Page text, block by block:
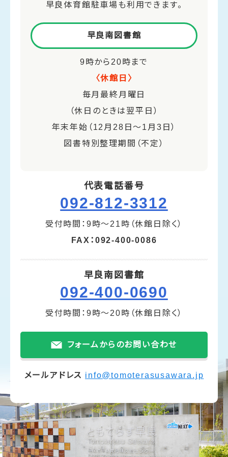
早良体育館駐車場も利用できます。
早良南図書館
9時から20時まで
〈休館日〉
毎月最終月曜日
（休日のときは翌平日）
年末年始（12月28日～1月3日）
図書特別整理期間（不定）
代表電話番号
092-812-3312
受付時間：9時～21時（休館日除く）
FAX：092-400-0086
早良南図書館
092-400-0690
受付時間：9時～20時（休館日除く）
フォームからのお問い合わせ
メールアドレス info@tomoterasusawara.jp